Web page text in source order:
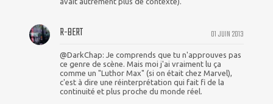
01 JUIN 2013
R-BERT
@DarkChap: Je comprends que tu n'approuves pas
ce genre de scène. Mais moi j'ai vraiment lu ça
comme un "Luthor Max" (si on était chez Marvel),
c'est à dire une réinterprétation qui fait fi de la
continuité et plus proche du monde réel.